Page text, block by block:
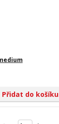
Přidat do košíku